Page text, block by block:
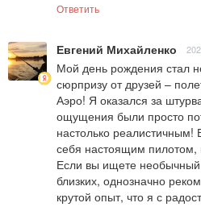
Ответить
Евгений Михайленко
Мой день рождения стал
сюрпризу от друзей –
Аэро! Я оказался за
ощущения были просто
настолько реалистичным!
себя настоящим пилотом,
Если вы ищете
близких, однозначно
крутой опыт, что я с